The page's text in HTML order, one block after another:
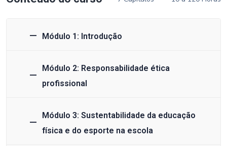
Módulo 1: Introdução
Módulo 2: Responsabilidade ética
profissional
Módulo 3: Sustentabilidade da educação
física e do esporte na escola